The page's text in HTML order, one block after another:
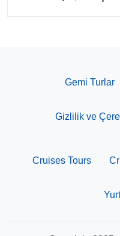
Gemi Turlar
Gizlilik ve
Cruises Tours